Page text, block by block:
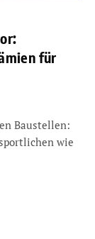
für
Baustellen:
wie